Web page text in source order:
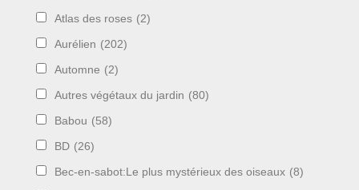
Atlas des roses (2)
Aurélien (202)
Automne (2)
Autres végétaux du jardin (80)
Babou (58)
BD (26)
Bec-en-sabot:Le plus mystérieux des oiseaux (8)